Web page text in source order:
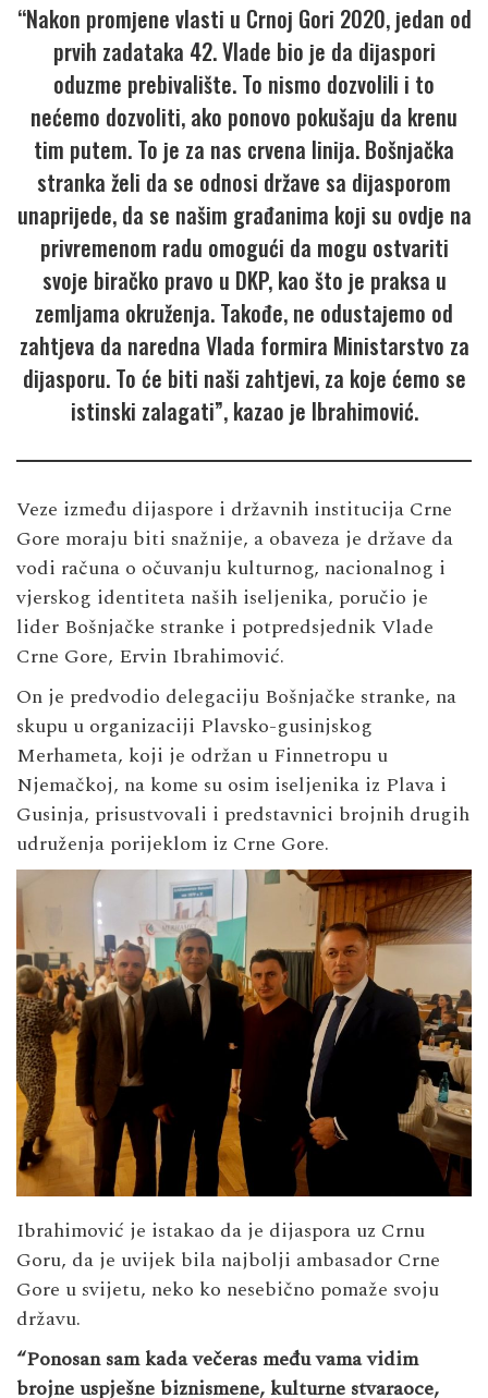
“Nakon promjene vlasti u Crnoj Gori 2020, jedan od
prvih zadataka 42. Vlade bio je da dijaspori
oduzme prebivalište. To nismo dozvolili i to
nećemo dozvoliti, ako ponovo pokušaju da krenu
tim putem. To je za nas crvena linija. Bošnjačka
stranka želi da se odnosi države sa dijasporom
unaprijede, da se našim građanima koji su ovdje na
privremenom radu omogući da mogu ostvariti
svoje biračko pravo u DKP, kao što je praksa u
zemljama okruženja. Takođe, ne odustajemo od
zahtjeva da naredna Vlada formira Ministarstvo za
dijasporu. To će biti naši zahtjevi, za koje ćemo se
istinski zalagati”, kazao je Ibrahimović.
Veze između dijaspore i državnih institucija Crne
Gore moraju biti snažnije, a obaveza je države da
vodi računa o očuvanju kulturnog, nacionalnog i
vjerskog identiteta naših iseljenika, poručio je
lider Bošnjačke stranke i potpredsjednik Vlade
Crne Gore, Ervin Ibrahimović.
On je predvodio delegaciju Bošnjačke stranke, na
skupu u organizaciji Plavsko-gusinjskog
Merhameta, koji je održan u Finnetropu u
Njemačkoj, na kome su osim iseljenika iz Plava i
Gusinja, prisustvovali i predstavnici brojnih drugih
udruženja porijeklom iz Crne Gore.
Ibrahimović je istakao da je dijaspora uz Crnu
Goru, da je uvijek bila najbolji ambasador Crne
Gore u svijetu, neko ko nesebično pomaže svoju
državu.
“Ponosan sam kada večeras među vama vidim
brojne uspješne biznismene, kulturne stvaraoce,